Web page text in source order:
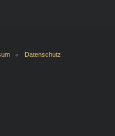
Datenschutz